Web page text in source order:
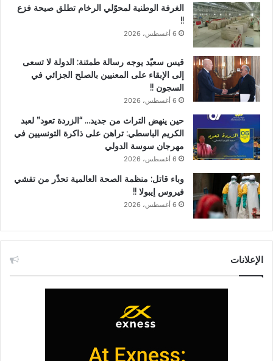
الغرفة الوطنية لمحوّلي الرخام تطلق صيحة فزع
!!
6 أغسطس، 2026
قيس سعيّد يوجه رسالة طمئنة: الدولة لا تسعى
إلى الإبقاء على المعنيين بالصلح الجزائي في
السجون !!
6 أغسطس، 2026
حين ينهض التراث من جديد… “الزردة تعود” لعبد
الكريم الباسطي: تراهن على ذاكرة التونسيين في
مهرجان سوسة الدولي
6 أغسطس، 2026
وباء قاتل: منظمة الصحة العالمية تحذّر من تفشي
فيروس إيبولا !!
6 أغسطس، 2026
الإعلانات